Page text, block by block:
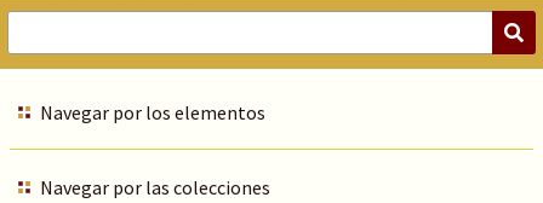
Navegar por los elementos
Navegar por las colecciones